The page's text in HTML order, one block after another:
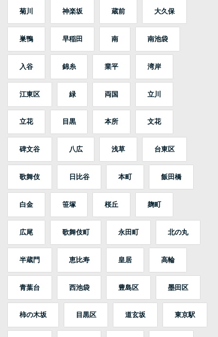
菊川 神楽坂 蔵前 大久保
巣鴨 早稲田 南 南池袋
入谷 錦糸 業平 湾岸
江東区 緑 両国 立川
立花 目黒 本所 文花
碑文谷 八広 浅草 台東区
歌舞伎 日比谷 本町 飯田橋
白金 笹塚 桜丘 麹町
広尾 歌舞伎町 永田町 北の丸
半蔵門 恵比寿 皇居 高輪
青葉台 西池袋 豊島区 墨田区
柿の木坂 目黒区 道玄坂 東京駅